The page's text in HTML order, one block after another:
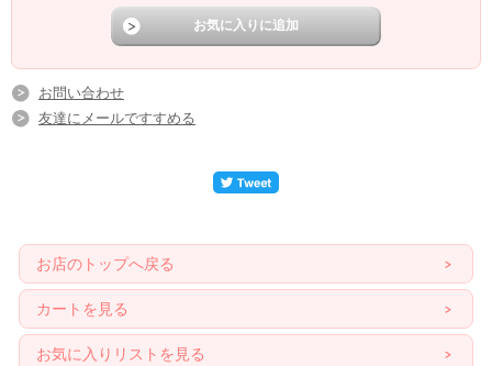
お問い合わせ
友達にメールですすめる
お店のトップへ戻る
カートを見る
お気に入りリストを見る